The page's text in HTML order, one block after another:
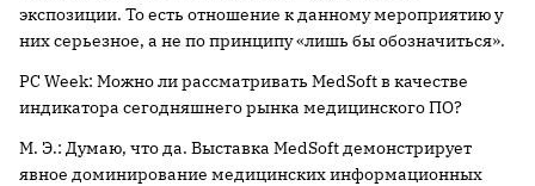
экспозиции. То есть отношение к данному мероприятию у
них серьезное, а не по принципу «лишь бы обозначиться».
PC Week: Можно ли рассматривать MedSoft в качестве
индикатора сегодняшнего рынка медицинского ПО?
М. Э.: Думаю, что да. Выставка MedSoft демонстрирует
явное доминирование медицинских информационных